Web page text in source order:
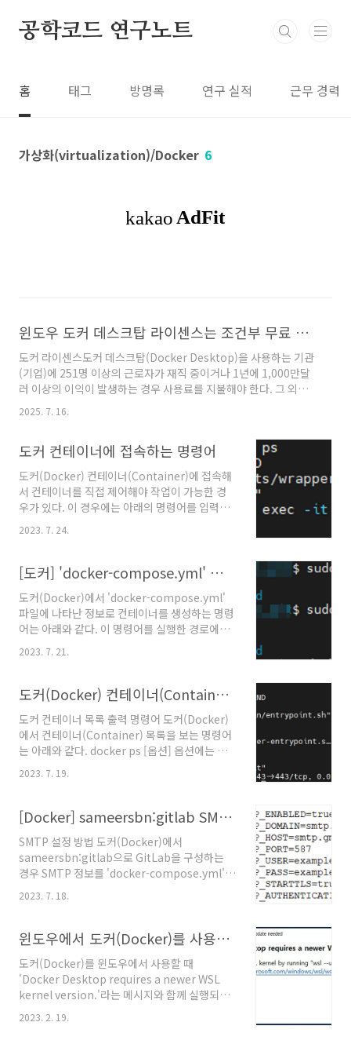
공학코드 연구노트
홈 태그 방명록 연구 실적 근무 경력
가상화(virtualization)/Docker 6
윈도우 도커 데스크탑 라이센스는 조건부 무료 사용이다.
도커 라이센스도커 데스크탑(Docker Desktop)을 사용하는 기관
(기업)에 251명 이상의 근로자가 재직 중이거나 1년에 1,000만달
러 이상의 이익이 발생하는 경우 사용료를 지불해야 한다. 그 외는
무료로 사용이 가능하다.참고문서"System requirements",
Docker Docs. @원문보기"Pricing", Docker. @원문보기
2025. 7. 16.
도커 컨테이너에 접속하는 명령어
도커(Docker) 컨테이너(Container)에 접속해
서 컨테이너를 직접 제어해야 작업이 가능한 경
우가 있다. 이 경우에는 아래의 명령어를 입력하
여 구동 중인 컨테이너 목록을 확인해야 한다. 목
록에 나타난 컨테이너의 ID로 접속이 가능하다.
명령어는 아래와 같다. docker exec -it {컨테이
2023. 7. 24.
[도커] 'docker-compose.yml' 파일로 컨테이너를 생성하는 명령어
도커(Docker)에서 'docker-compose.yml'
파일에 나타난 정보로 컨테이너를 생성하는 명령
어는 아래와 같다. 이 명령어를 실행한 경로에
'docker-compose.yml' 파일이 있어야 한다.
docker-compose up -d 기존에 생성된 컨테이
docker-compose up -d --force-recreate
2023. 7. 21.
도커(Docker) 컨테이너(Container) 목록 보기
도커 컨테이너 목록 출력 명령어 도커(Docker)
에서 컨테이너(Container) 목록을 보는 명령어
는 아래와 같다. docker ps [옵션] 옵션에는 아
래와 같은 값들을 입력할 수 있다. 명칭과 단축어
기본값 설명 --all , -a 모든 컨테이너 목록을 출
너 목록을 선별하여 출력한다. --format 출력 형
식을 설정한다. 자세한 내용은 여기
(https://docs.docker.com/go/formatting/)
에서 확인할 수 있다. --last , -n -1 최근으로부
터 몇 번째 생성된 컨테이너 정보를 출력한다. --
latest , -l 최근에 생성된 컨테이너 정보를 출력
2023. 7. 19.
[Docker] sameersbn:gitlab SMTP 설정
SMTP 설정 방법 도커(Docker)에서
sameersbn:gitlab으로 GitLab을 구성하는
경우 SMTP 정보를 'docker-compose.yml'의
를 활용하여 메일을 발송할 수 있다. -
SMTP_DOMAIN=smtp.gmail.com -
SMTP_HOST=smtp.gmail.com -
SMTP_PORT=587 - SMTP_USER={지메일주
소} - SMTP_PASS={비밀번호} -
SMTP_STARTTLS=true -
SMTP_AUTHENTICATION=login 참고문서 "
2023. 7. 18.
윈도우에서 도커(Docker)를 사용할 때 'Docker Desktop requires a newer WSL kernel version.'가 나타나면 조치 방법
도커(Docker)를 윈도우에서 사용할 때
'Docker Desktop requires a newer WSL
kernel version.'라는 메시지와 함께 실행되지
입력하여 해결할 수 있다. 아래의 명령어를 입력
2023. 2. 19.